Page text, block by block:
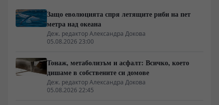
Защо еволюцията спря летящите риби на пет
метра над океана
Деж. редактор Александра Докова
05.08.2026 23:00
Тонаж, метаболизъм и асфалт: Всичко, което
дишаме в собствените си домове
Деж. редактор Александра Докова
05.08.2026 22:45